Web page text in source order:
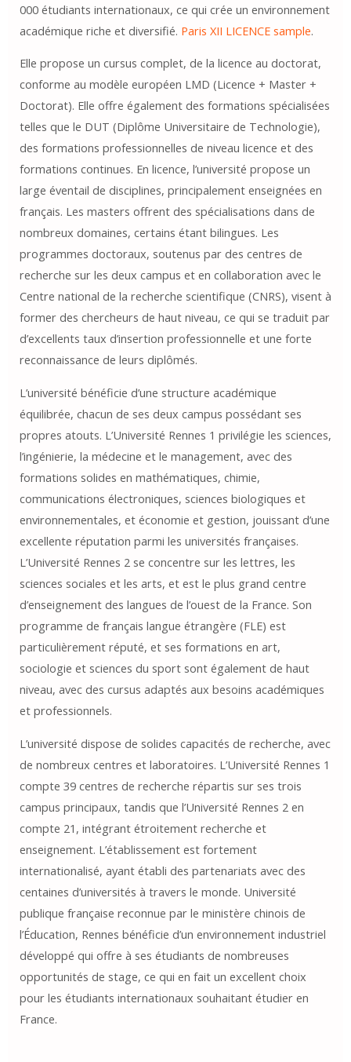
000 étudiants internationaux, ce qui crée un environnement
académique riche et diversifié. Paris XII LICENCE sample.
Elle propose un cursus complet, de la licence au doctorat,
conforme au modèle européen LMD (Licence + Master +
Doctorat). Elle offre également des formations spécialisées
telles que le DUT (Diplôme Universitaire de Technologie),
des formations professionnelles de niveau licence et des
formations continues. En licence, l’université propose un
large éventail de disciplines, principalement enseignées en
français. Les masters offrent des spécialisations dans de
nombreux domaines, certains étant bilingues. Les
programmes doctoraux, soutenus par des centres de
recherche sur les deux campus et en collaboration avec le
Centre national de la recherche scientifique (CNRS), visent à
former des chercheurs de haut niveau, ce qui se traduit par
d’excellents taux d’insertion professionnelle et une forte
reconnaissance de leurs diplômés.
L’université bénéficie d’une structure académique
équilibrée, chacun de ses deux campus possédant ses
propres atouts. L’Université Rennes 1 privilégie les sciences,
l’ingénierie, la médecine et le management, avec des
formations solides en mathématiques, chimie,
communications électroniques, sciences biologiques et
environnementales, et économie et gestion, jouissant d’une
excellente réputation parmi les universités françaises.
L’Université Rennes 2 se concentre sur les lettres, les
sciences sociales et les arts, et est le plus grand centre
d’enseignement des langues de l’ouest de la France. Son
programme de français langue étrangère (FLE) est
particulièrement réputé, et ses formations en art,
sociologie et sciences du sport sont également de haut
niveau, avec des cursus adaptés aux besoins académiques
et professionnels.
L’université dispose de solides capacités de recherche, avec
de nombreux centres et laboratoires. L’Université Rennes 1
compte 39 centres de recherche répartis sur ses trois
campus principaux, tandis que l’Université Rennes 2 en
compte 21, intégrant étroitement recherche et
enseignement. L’établissement est fortement
internationalisé, ayant établi des partenariats avec des
centaines d’universités à travers le monde. Université
publique française reconnue par le ministère chinois de
l’Éducation, Rennes bénéficie d’un environnement industriel
développé qui offre à ses étudiants de nombreuses
opportunités de stage, ce qui en fait un excellent choix
pour les étudiants internationaux souhaitant étudier en
France.